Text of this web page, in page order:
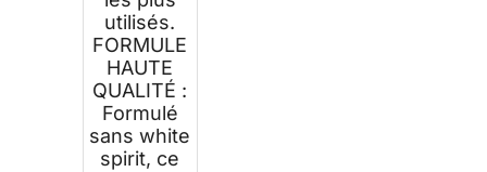
utilisés.
FORMULE
HAUTE
QUALITÉ :
Formulé
sans white
spirit, ce